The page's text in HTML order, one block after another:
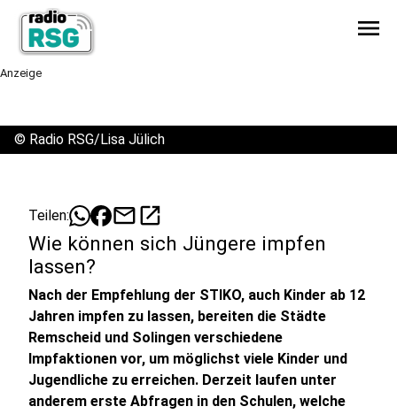
menu
Anzeige
© Radio RSG/Lisa Jülich
Teilen: mailopen_in_new
Wie können sich Jüngere impfen
lassen?
Nach der Empfehlung der STIKO, auch Kinder ab 12
Jahren impfen zu lassen, bereiten die Städte
Remscheid und Solingen verschiedene
Impfaktionen vor, um möglichst viele Kinder und
Jugendliche zu erreichen. Derzeit laufen unter
anderem erste Abfragen in den Schulen, welche